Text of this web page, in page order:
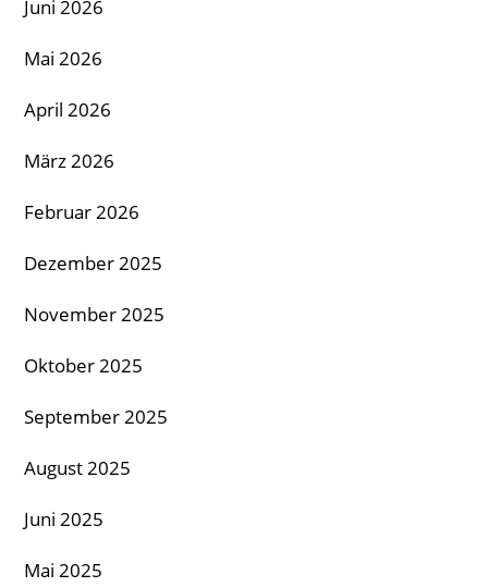
Juni 2026
Mai 2026
April 2026
März 2026
Februar 2026
Dezember 2025
November 2025
Oktober 2025
September 2025
August 2025
Juni 2025
Mai 2025